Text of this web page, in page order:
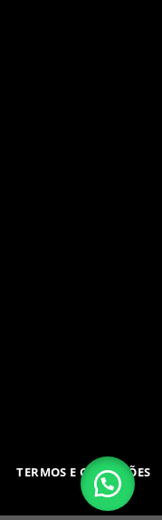
TERMOS E CONDIÇÕES